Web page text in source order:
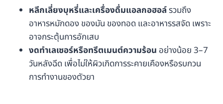
หลีกเลี่ยงบุหรี่และเครื่องดื่มแอลกอฮอล์รวมถึง
อาหารหมักดอง ของมัน ของทอด และอาหารรสจัด เพราะ
อาจกระตุ้นการอักเสบ
งดทำเลเซอร์หรือทรีตเมนต์ความร้อน อย่างน้อย 3–7
วันหลังฉีด เพื่อไม่ให้ผิวเกิดการระคายเคืองหรือรบกวน
การทำงานของตัวยา